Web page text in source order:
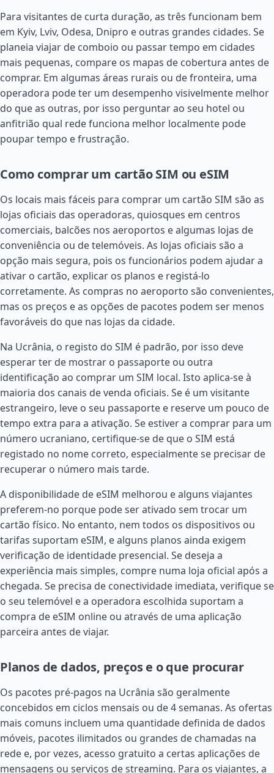
Para visitantes de curta duração, as três funcionam bem
em Kyiv, Lviv, Odesa, Dnipro e outras grandes cidades. Se
planeia viajar de comboio ou passar tempo em cidades
mais pequenas, compare os mapas de cobertura antes de
comprar. Em algumas áreas rurais ou de fronteira, uma
operadora pode ter um desempenho visivelmente melhor
do que as outras, por isso perguntar ao seu hotel ou
anfitrião qual rede funciona melhor localmente pode
poupar tempo e frustração.
Como comprar um cartão SIM ou eSIM
Os locais mais fáceis para comprar um cartão SIM são as
lojas oficiais das operadoras, quiosques em centros
comerciais, balcões nos aeroportos e algumas lojas de
conveniência ou de telemóveis. As lojas oficiais são a
opção mais segura, pois os funcionários podem ajudar a
ativar o cartão, explicar os planos e registá-lo
corretamente. As compras no aeroporto são convenientes,
mas os preços e as opções de pacotes podem ser menos
favoráveis do que nas lojas da cidade.
Na Ucrânia, o registo do SIM é padrão, por isso deve
esperar ter de mostrar o passaporte ou outra
identificação ao comprar um SIM local. Isto aplica-se à
maioria dos canais de venda oficiais. Se é um visitante
estrangeiro, leve o seu passaporte e reserve um pouco de
tempo extra para a ativação. Se estiver a comprar para um
número ucraniano, certifique-se de que o SIM está
registado no nome correto, especialmente se precisar de
recuperar o número mais tarde.
A disponibilidade de eSIM melhorou e alguns viajantes
preferem-no porque pode ser ativado sem trocar um
cartão físico. No entanto, nem todos os dispositivos ou
tarifas suportam eSIM, e alguns planos ainda exigem
verificação de identidade presencial. Se deseja a
experiência mais simples, compre numa loja oficial após a
chegada. Se precisa de conectividade imediata, verifique se
o seu telemóvel e a operadora escolhida suportam a
compra de eSIM online ou através de uma aplicação
parceira antes de viajar.
Planos de dados, preços e o que procurar
Os pacotes pré-pagos na Ucrânia são geralmente
concebidos em ciclos mensais ou de 4 semanas. As ofertas
mais comuns incluem uma quantidade definida de dados
móveis, pacotes ilimitados ou grandes de chamadas na
rede e, por vezes, acesso gratuito a certas aplicações de
mensagens ou serviços de streaming. Para os viajantes, a